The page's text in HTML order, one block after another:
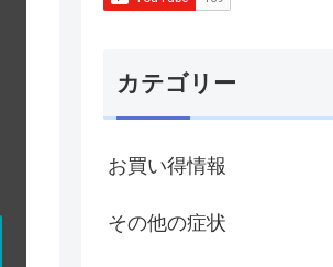
カテゴリー
お買い得情報
その他の症状